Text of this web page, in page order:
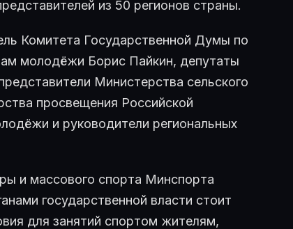
из 50 регионов страны.
Комитета Государственной Думы по
молодёжи Борис Пайкин, депутаты
Министерства сельского
просвещения Российской
и руководители региональных
и массового спорта Минспорта
государственной власти стоит
для занятий спортом жителям,